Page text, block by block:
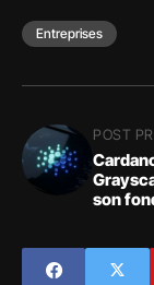
Entreprises
POST
son